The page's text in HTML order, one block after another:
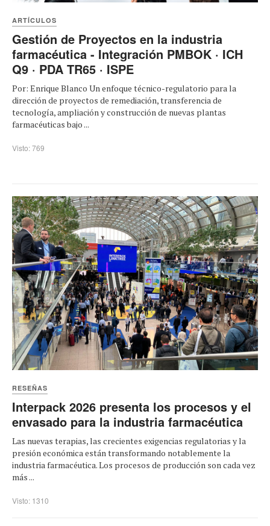
ARTÍCULOS
Gestión de Proyectos en la industria
farmacéutica - Integración PMBOK · ICH
Q9 · PDA TR65 · ISPE
Por: Enrique Blanco Un enfoque técnico-regulatorio para la
dirección de proyectos de remediación, transferencia de
tecnología, ampliación y construcción de nuevas plantas
farmacéuticas bajo ...
Visto: 769
RESEÑAS
Interpack 2026 presenta los procesos y el
envasado para la industria farmacéutica
Las nuevas terapias, las crecientes exigencias regulatorias y la
presión económica están transformando notablemente la
industria farmacéutica. Los procesos de producción son cada vez
más ...
Visto: 1310